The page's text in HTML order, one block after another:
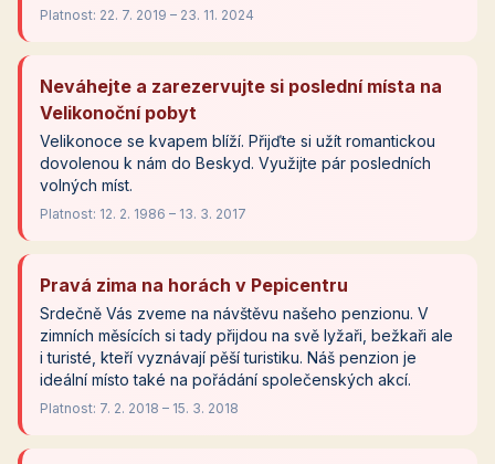
Platnost: 22. 7. 2019 – 23. 11. 2024
Neváhejte a zarezervujte si poslední místa na
Velikonoční pobyt
Velikonoce se kvapem blíží. Přijďte si užít romantickou
dovolenou k nám do Beskyd. Využijte pár posledních
volných míst.
Platnost: 12. 2. 1986 – 13. 3. 2017
Pravá zima na horách v Pepicentru
Srdečně Vás zveme na návštěvu našeho penzionu. V
zimních měsících si tady přijdou na svě lyžaři, bežkaři ale
i turisté, kteří vyznávají pěší turistiku. Náš penzion je
ideální místo také na pořádání společenských akcí.
Platnost: 7. 2. 2018 – 15. 3. 2018